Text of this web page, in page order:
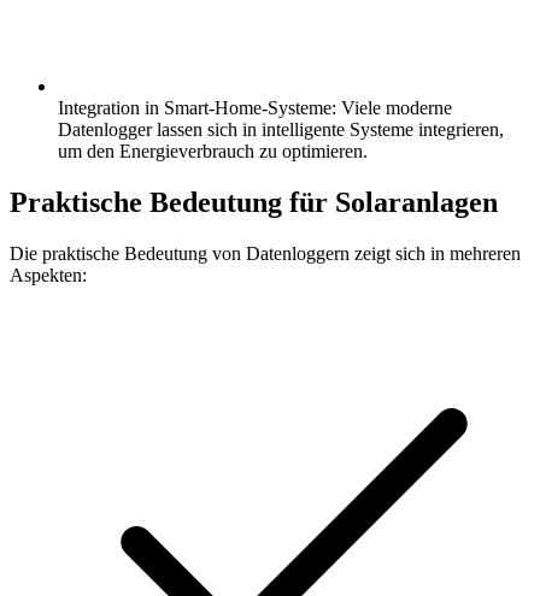
Integration in Smart-Home-Systeme: Viele moderne
Datenlogger lassen sich in intelligente Systeme integrieren,
um den Energieverbrauch zu optimieren.
Praktische Bedeutung für Solaranlagen
Die praktische Bedeutung von Datenloggern zeigt sich in mehreren
Aspekten: